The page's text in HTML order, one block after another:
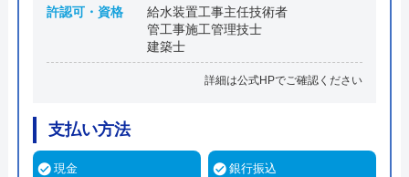
許認可・資格
給水装置工事主任技術者
管工事施工管理技士
建築士
詳細は公式HPでご確認ください
支払い方法
現金 銀行振込